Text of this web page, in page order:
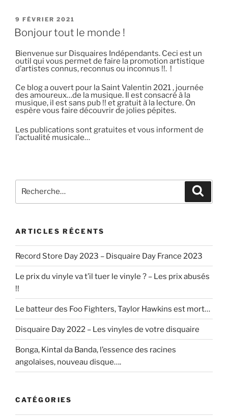
PUBLIÉ
LE
9 FÉVRIER 2021
Bonjour tout le monde !
Bienvenue sur Disquaires Indépendants. Ceci est un
outil qui vous permet de faire la promotion artistique
d’artistes connus, reconnus ou inconnus !!. !
Ce blog a ouvert pour la Saint Valentin 2021 , journée
des amoureux…de la musique. Il est consacré à la
musique, il est sans pub !! et gratuit à la lecture. On
espère vous faire découvrir de jolies pépites.
Les publications sont gratuites et vous informent de
l’actualité musicale…
pour
ARTICLES RÉCENTS
Record Store Day 2023 – Disquaire Day France 2023
Le prix du vinyle va t’il tuer le vinyle ? – Les prix abusés
!!
Le batteur des Foo Fighters, Taylor Hawkins est mort…
Disquaire Day 2022 – Les vinyles de votre disquaire
Bonga, Kintal da Banda, l’essence des racines
angolaises, nouveau disque….
CATÉGORIES